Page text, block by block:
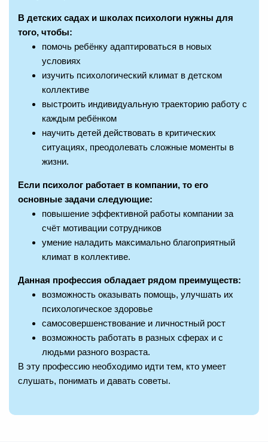
В детских садах и школах психологи нужны для
того, чтобы:
помочь ребёнку адаптироваться в новых
условиях
изучить психологический климат в детском
коллективе
выстроить индивидуальную траекторию работу с
каждым ребёнком
научить детей действовать в критических
ситуациях, преодолевать сложные моменты в
жизни.
Если психолог работает в компании, то его
основные задачи следующие:
повышение эффективной работы компании за
счёт мотивации сотрудников
умение наладить максимально благоприятный
климат в коллективе.
Данная профессия обладает рядом преимуществ:
возможность оказывать помощь, улучшать их
психологическое здоровье
самосовершенствование и личностный рост
возможность работать в разных сферах и с
людьми разного возраста.
В эту профессию необходимо идти тем, кто умеет
слушать, понимать и давать советы.